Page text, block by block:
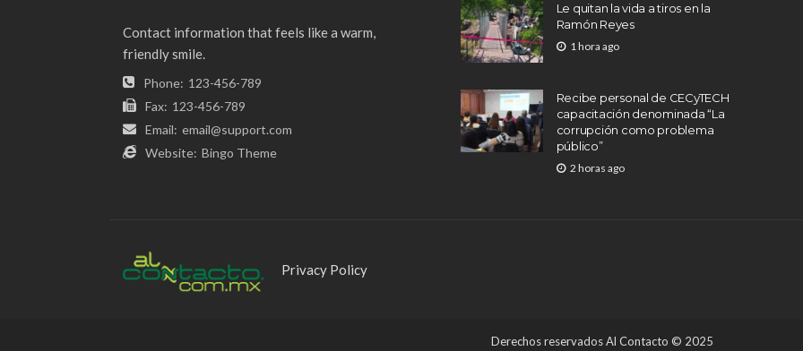
Contact information that feels like a warm,
friendly smile.
Phone: 123-456-789
Fax: 123-456-789
Email: email@support.com
Website: Bingo Theme
Le quitan la vida a tiros en la
Ramón Reyes
1 hora ago
Recibe personal de CECyTECH
capacitación denominada “La
corrupción como problema
público”
2 horas ago
Privacy Policy
Derechos reservados Al Contacto © 2025